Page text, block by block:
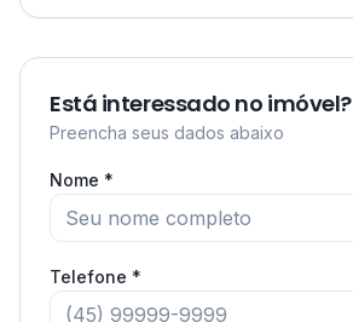
Está interessado no imóvel?
Preencha seus dados abaixo
Nome *
Telefone *